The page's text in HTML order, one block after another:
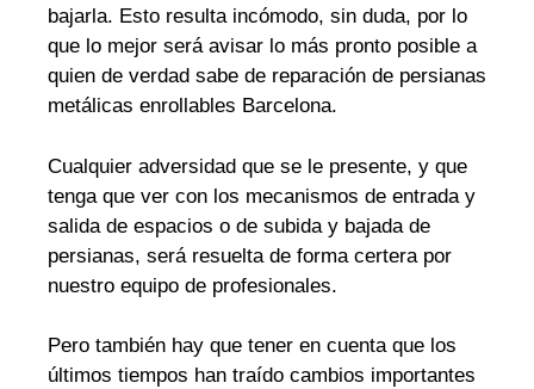
bajarla. Esto resulta incómodo, sin duda, por lo
que lo mejor será avisar lo más pronto posible a
quien de verdad sabe de reparación de persianas
metálicas enrollables Barcelona.
Cualquier adversidad que se le presente, y que
tenga que ver con los mecanismos de entrada y
salida de espacios o de subida y bajada de
persianas, será resuelta de forma certera por
nuestro equipo de profesionales.
Pero también hay que tener en cuenta que los
últimos tiempos han traído cambios importantes